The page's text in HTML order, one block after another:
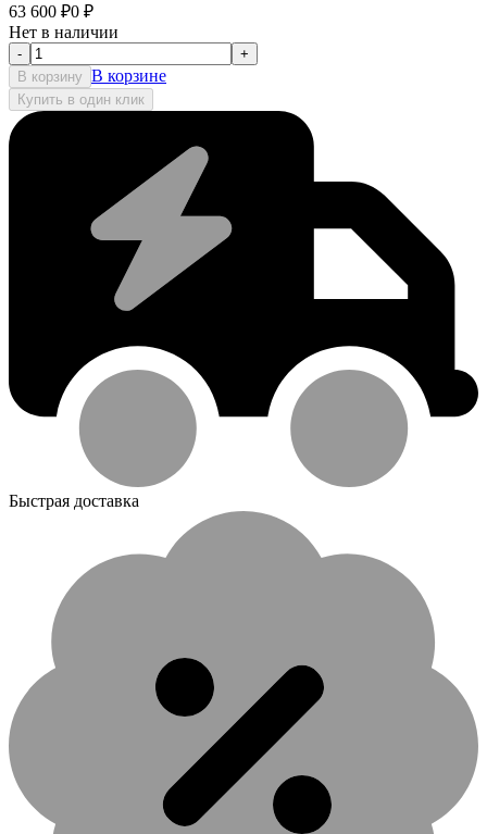
63 600 ₽0 ₽
Нет в наличии
-
+
В корзину В корзине
Купить в один клик
Быстрая доставка